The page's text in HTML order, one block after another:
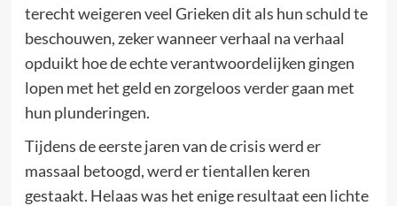
terecht weigeren veel Grieken dit als hun schuld te
beschouwen, zeker wanneer verhaal na verhaal
opduikt hoe de echte verantwoordelijken gingen
lopen met het geld en zorgeloos verder gaan met
hun plunderingen.
Tijdens de eerste jaren van de crisis werd er
massaal betoogd, werd er tientallen keren
gestaakt. Helaas was het enige resultaat een lichte